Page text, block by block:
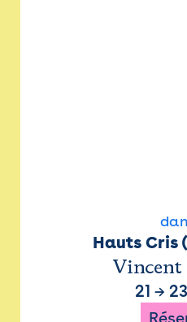
Hauts Cris
Vincent
21 →